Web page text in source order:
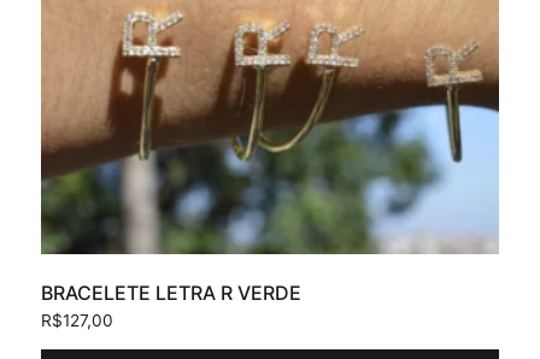
BRACELETE LETRA R VERDE
R$127,00